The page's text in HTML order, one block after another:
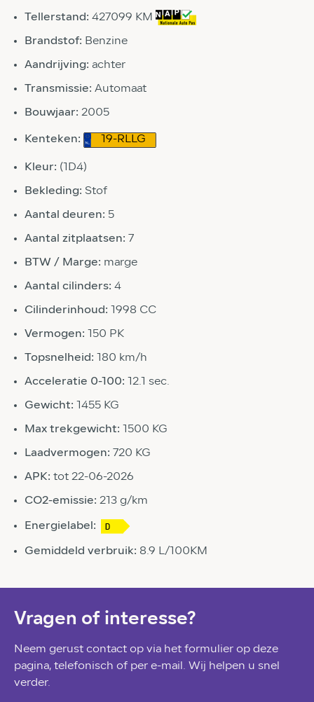
Tellerstand: 427099 KM
Brandstof: Benzine
Aandrijving: achter
Transmissie: Automaat
Bouwjaar: 2005
Kenteken: 19-RLLG
Kleur: (1D4)
Bekleding: Stof
Aantal deuren: 5
Aantal zitplaatsen: 7
BTW / Marge: marge
Aantal cilinders: 4
Cilinderinhoud: 1998 CC
Vermogen: 150 PK
Topsnelheid: 180 km/h
Acceleratie 0-100: 12.1 sec.
Gewicht: 1455 KG
Max trekgewicht: 1500 KG
Laadvermogen: 720 KG
APK: tot 22-06-2026
CO2-emissie: 213 g/km
Energielabel:
Gemiddeld verbruik: 8.9 L/100KM
Vragen of interesse?
Neem gerust contact op via het formulier op deze
pagina, telefonisch of per e-mail. Wij helpen u snel
verder.